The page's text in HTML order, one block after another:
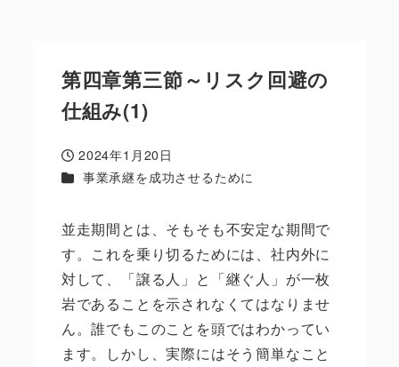
第四章第三節～リスク回避の
仕組み(1)
投稿日
2024年1月20日
カテゴリー
事業承継を成功させるために
並走期間とは、そもそも不安定な期間で
す。これを乗り切るためには、社内外に
対して、「譲る人」と「継ぐ人」が一枚
岩であることを示されなくてはなりませ
ん。誰でもこのことを頭ではわかってい
ます。しかし、実際にはそう簡単なこと